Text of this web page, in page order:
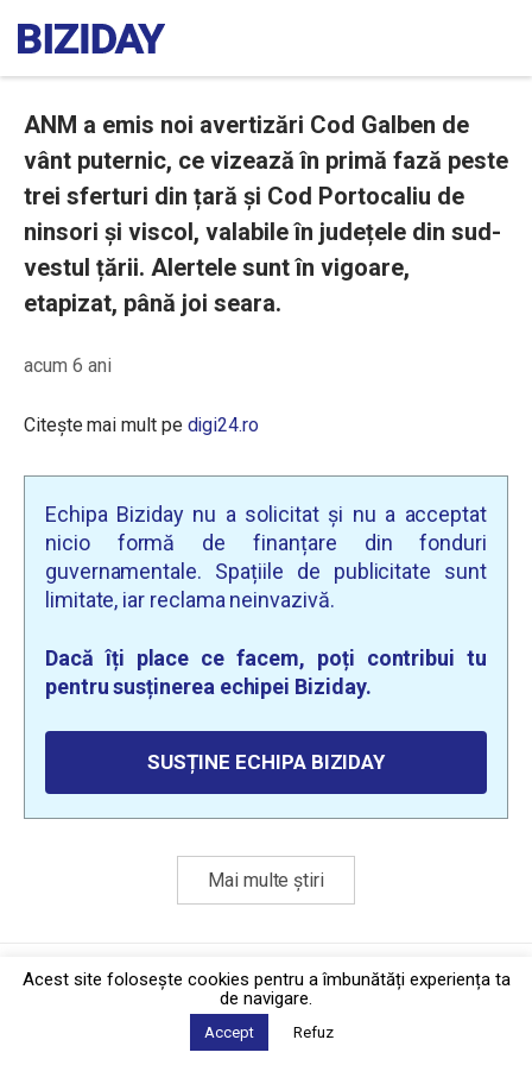
ANM a emis noi avertizări Cod Galben de
vânt puternic, ce vizează în primă fază peste
trei sferturi din țară și Cod Portocaliu de
ninsori și viscol, valabile în județele din sud-
vestul țării. Alertele sunt în vigoare,
etapizat, până joi seara.
acum 6 ani
Citește mai mult pe digi24.ro
Echipa Biziday nu a solicitat și nu a acceptat
nicio formă de finanțare din fonduri
guvernamentale. Spațiile de publicitate sunt
limitate, iar reclama neinvazivă.
Dacă îți place ce facem, poți contribui tu
pentru susținerea echipei Biziday.
SUSȚINE ECHIPA BIZIDAY
Mai multe știri
Politica de confidențialitate·Contact
2026 © Biziday
Acest site foloseşte cookies pentru a îmbunătăți experiența ta
de navigare.
Accept Refuz